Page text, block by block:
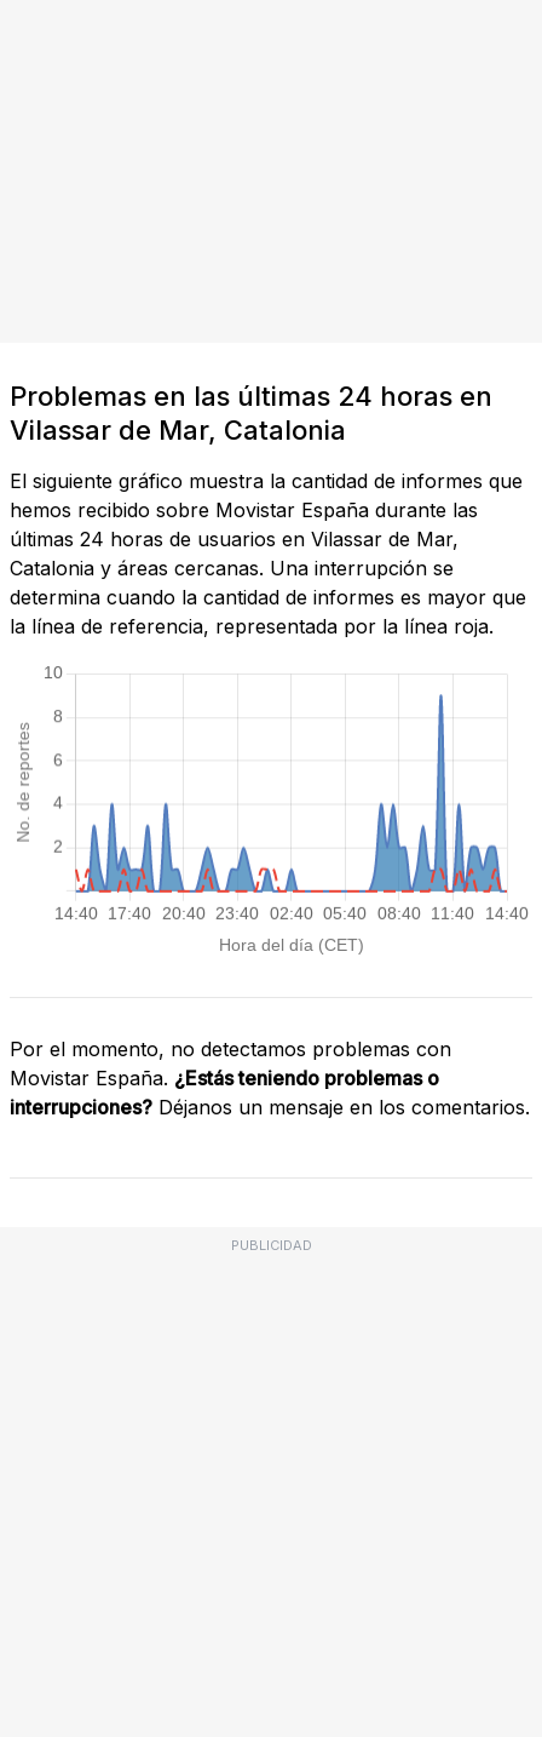
Problemas en las últimas 24 horas en
Vilassar de Mar, Catalonia
El siguiente gráfico muestra la cantidad de informes que
hemos recibido sobre Movistar España durante las
últimas 24 horas de usuarios en Vilassar de Mar,
Catalonia y áreas cercanas. Una interrupción se
determina cuando la cantidad de informes es mayor que
la línea de referencia, representada por la línea roja.
Por el momento, no detectamos problemas con
Movistar España. ¿Estás teniendo problemas o
interrupciones? Déjanos un mensaje en los comentarios.
PUBLICIDAD